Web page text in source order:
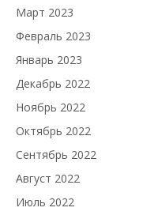
Март 2023
Февраль 2023
Январь 2023
Декабрь 2022
Ноябрь 2022
Октябрь 2022
Сентябрь 2022
Август 2022
Июль 2022